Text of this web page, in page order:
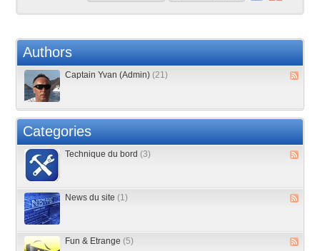
Authors
Captain Yvan (Admin) (21)
Categories
Technique du bord (3)
News du site (1)
Fun & Etrange (5)